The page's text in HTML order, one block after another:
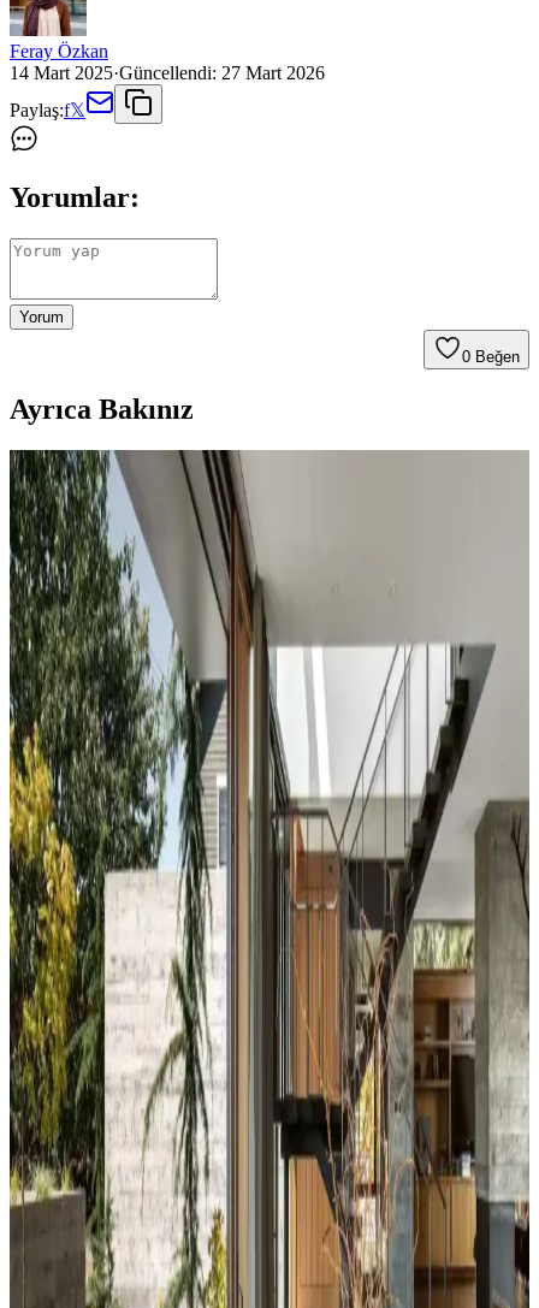
Feray Özkan
14 Mart 2025·Güncellendi: 27 Mart 2026
Paylaş:f𝕏
Yorumlar:
Yorum
0 Beğen
Ayrıca Bakınız
Koltuk ve Aksesuar Sandalyelerde Renk Uyumu ve
Dekorasyonda Görsel Denge Sağlama Yöntemleri
Koltuk ve aksesuar sandalyelerde renk uyumsuzluğu görsel rekabete
yol açabilir. Halı, perde, yastık ve mobilya yerleşimi ile renkler
dengelenerek mekanın estetik bütünlüğü sağlanır.
Duvar Rengiyle Uyumlu Perde Seçimi: Yeşil,
Turuncu ve Kahverenginin Mekâna Etkisi
Duvar rengine uyumlu perde seçimi, mekânın atmosferini belirler.
Yeşil tonlar doğal sakinlik sunarken, turuncu ve kahverengi sıcaklık
katar. Kalın keten ve karartma perdeler ışık kontrolünde avantaj
sağlar.
Yatak Odası Duvar Rengi Seçiminde Işık ve
Tonların Önemi ve Etkileri
Yatak odası duvar renginin seçimi, ışık koşulları, zemin ve pencere
yerleşimi gibi faktörlerle uyumlu olmalıdır. Sıcak-soğuk kahverengi
ve yeşil tonları farklı atmosferler yaratır. Renk örnekleri farklı ışık
koşullarında test edilmelidir.
Kahvaltı Köşeleri İçin Sandalye Seçenekleri ve
Dekorasyon İpuçları
Kahvaltı köşelerinde ahşap ve sentetik deri sandalyeler, dayanıklılık
ve temizlik kolaylığı sunar. Minder ve özel tasarım halılarla konfor
ve estetik dengelenir, mekanın atmosferi güçlenir.
Perde Rengine Uyumlu Nevresim Seçimi: Renk ve
Desenlerle Dekorasyonda Denge Sağlama
Perde ve nevresim uyumu, krem ve magnolia tonlarındaki odalarda
mekanın estetiğini artırır. Kırmızı, kahverengi ve turuncu tonlarıyla
uyumlu renk ve desen önerileri sunulmaktadır.